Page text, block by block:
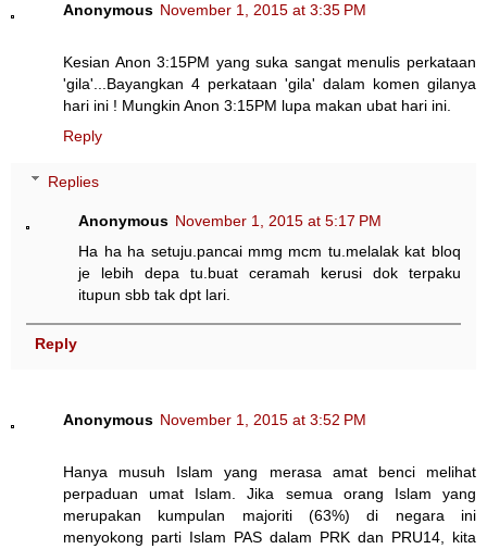
Anonymous November 1, 2015 at 3:35 PM
Kesian Anon 3:15PM yang suka sangat menulis perkataan
'gila'...Bayangkan 4 perkataan 'gila' dalam komen gilanya
hari ini ! Mungkin Anon 3:15PM lupa makan ubat hari ini.
Reply
Replies
Anonymous November 1, 2015 at 5:17 PM
Ha ha ha setuju.pancai mmg mcm tu.melalak kat bloq
je lebih depa tu.buat ceramah kerusi dok terpaku
itupun sbb tak dpt lari.
Reply
Anonymous November 1, 2015 at 3:52 PM
Hanya musuh Islam yang merasa amat benci melihat
perpaduan umat Islam. Jika semua orang Islam yang
merupakan kumpulan majoriti (63%) di negara ini
menyokong parti Islam PAS dalam PRK dan PRU14, kita